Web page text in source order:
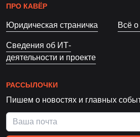
ПРО КАВЁР
Юридическая страничка Всё
Сведения об ИТ-
деятельности и проекте
РАССЫЛОЧКИ
Пишем о новостях и главных